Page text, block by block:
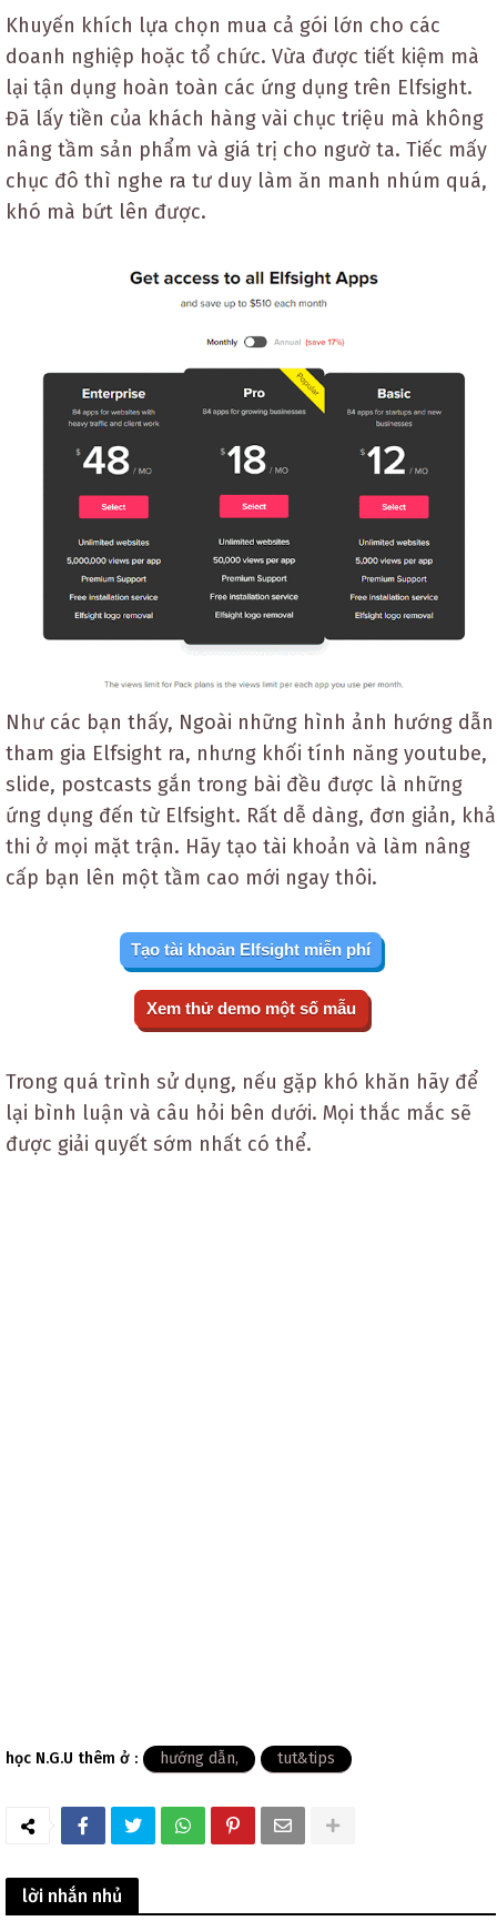
Khuyến khích lựa chọn mua cả gói lớn cho các
doanh nghiệp hoặc tổ chức. Vừa được tiết kiệm mà
lại tận dụng hoàn toàn các ứng dụng trên Elfsight.
Đã lấy tiền của khách hàng vài chục triệu mà không
nâng tầm sản phẩm và giá trị cho ngườ ta. Tiếc mấy
chục đô thì nghe ra tư duy làm ăn manh nhúm quá,
khó mà bứt lên được.
Như các bạn thấy, Ngoài những hình ảnh hướng dẫn
tham gia Elfsight ra, nhưng khối tính năng youtube,
slide, postcasts gắn trong bài đều được là những
ứng dụng đến từ Elfsight. Rất dễ dàng, đơn giản, khả
thi ở mọi mặt trận. Hãy tạo tài khoản và làm nâng
cấp bạn lên một tầm cao mới ngay thôi.
Tạo tài khoản Elfsight miễn phí
Xem thử demo một số mẫu
Trong quá trình sử dụng, nếu gặp khó khăn hãy để
lại bình luận và câu hỏi bên dưới. Mọi thắc mắc sẽ
được giải quyết sớm nhất có thể.
học N.G.U thêm ở : hướng dẫn tut&tips
lời nhắn nhủ